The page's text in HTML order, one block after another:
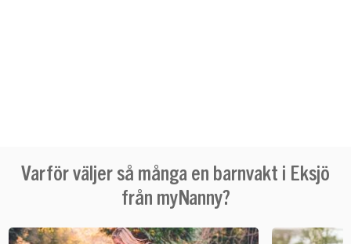
Varför väljer så många en barnvakt i Eksjö
från myNanny?